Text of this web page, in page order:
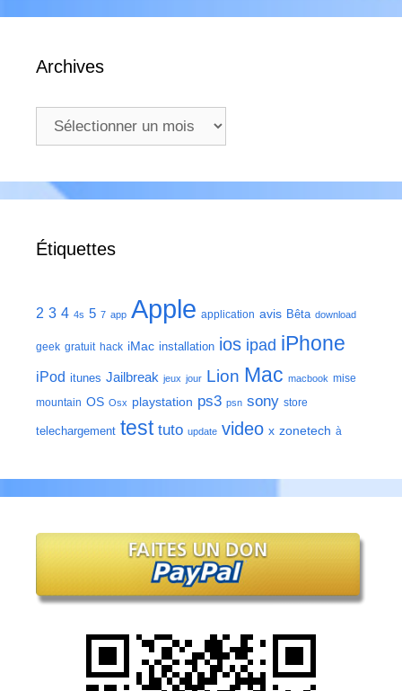
Archives
Archives
Étiquettes
2 3 4 4s 5 7 app Apple application avis Bêta download
geek gratuit hack iMac installation ios ipad iPhone
iPod itunes Jailbreak jeux jour Lion Mac macbook mise
mountain OS Osx playstation ps3 psn sony store
telechargement test tuto update video x zonetech à